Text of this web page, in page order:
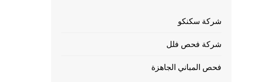
شركة سكنكو
شركة فحص فلل
فحص المباني الجاهزة